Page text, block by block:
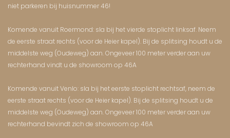
niet parkeren bij huisnummer 46!
Komende vanuit Roermond: sla bij het vierde stoplicht linksaf. Neem
de eerste straat rechts (voor de Heier kapel). Bij de splitsing houdt u de
middelste weg (Oudeweg) aan. Ongeveer 100 meter verder aan uw
rechterhand vindt u de showroom op 46A
Komende vanuit Venlo: sla bij het eerste stoplicht rechtsaf, neem de
eerste straat rechts (voor de Heier kapel). Bij de splitsing houdt u de
middelste weg (Oudeweg) aan. Ongeveer 100 meter verder aan uw
rechterhand bevindt zich de showroom op 46A